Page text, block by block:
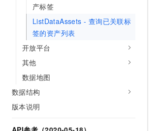
产标签
ListDataAssets - 查询已关联标
签的资产列表
开放平台
其他
数据地图
数据结构
版本说明